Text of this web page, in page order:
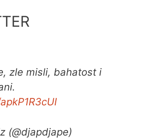
zle misli, bahatost i
(@djapdjape)